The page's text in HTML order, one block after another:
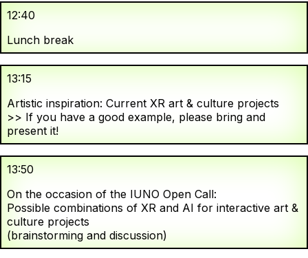
12:40
Lunch break
13:15
Artistic inspiration: Current XR art & culture projects
>> If you have a good example, please bring and
present it!
13:50
On the occasion of the IUNO Open Call:
Possible combinations of XR and AI for interactive art &
culture projects
(brainstorming and discussion)